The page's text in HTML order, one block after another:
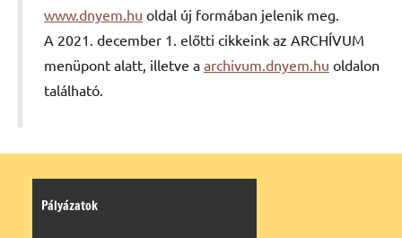
www.dnyem.hu oldal új formában jelenik meg.
A 2021. december 1. előtti cikkeink az ARCHÍVUM
menüpont alatt, illetve a archivum.dnyem.hu oldalon
található.
Pályázatok